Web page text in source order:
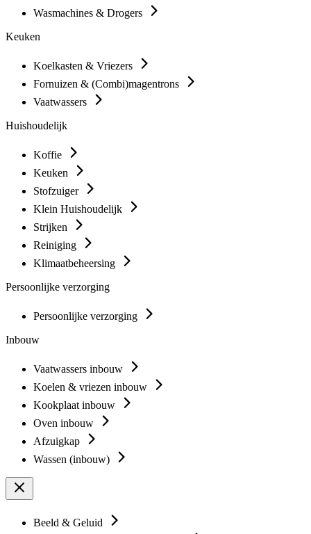
Wasmachines & Drogers
Keuken
Koelkasten & Vriezers
Fornuizen & (Combi)magentrons
Vaatwassers
Huishoudelijk
Koffie
Keuken
Stofzuiger
Klein Huishoudelijk
Strijken
Reiniging
Klimaatbeheersing
Persoonlijke verzorging
Persoonlijke verzorging
Inbouw
Vaatwassers inbouw
Koelen & vriezen inbouw
Kookplaat inbouw
Oven inbouw
Afzuigkap
Wassen (inbouw)
Beeld & Geluid